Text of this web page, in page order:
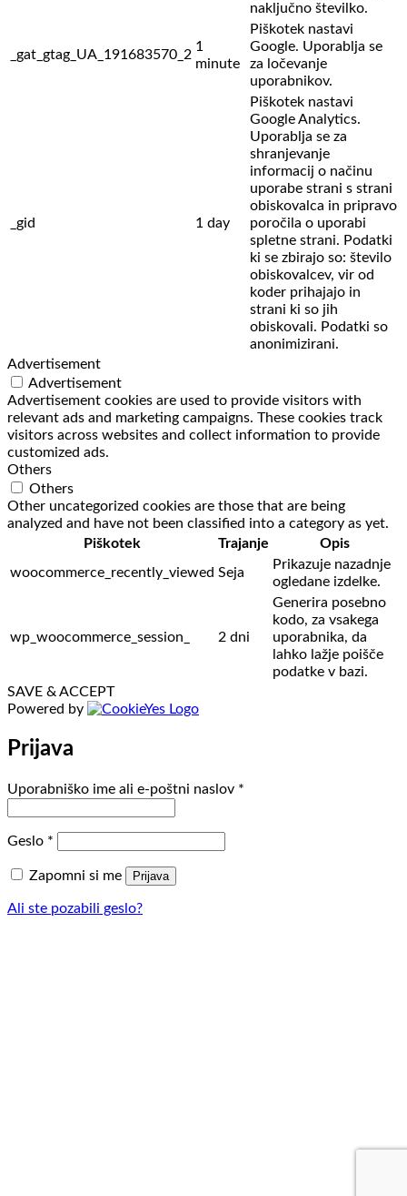
naključno številko.
_gat_gtag_UA_191683570_2
1
minute
Piškotek nastavi
Google. Uporablja se
za ločevanje
uporabnikov.
_gid 1 day
Piškotek nastavi
Google Analytics.
Uporablja se za
shranjevanje
informacij o načinu
uporabe strani s strani
obiskovalca in pripravo
poročila o uporabi
spletne strani. Podatki
ki se zbirajo so: število
obiskovalcev, vir od
koder prihajajo in
strani ki so jih
obiskovali. Podatki so
anonimizirani.
Advertisement
Advertisement
Advertisement cookies are used to provide visitors with
relevant ads and marketing campaigns. These cookies track
visitors across websites and collect information to provide
customized ads.
Others
Others
Other uncategorized cookies are those that are being
analyzed and have not been classified into a category as yet.
Piškotek
Trajanje
Opis
woocommerce_recently_viewed Seja
Prikazuje nazadnje
ogledane izdelke.
wp_woocommerce_session_ 2 dni
Generira posebno
kodo, za vsakega
uporabnika, da
lahko lažje poišče
podatke v bazi.
SAVE & ACCEPT
Powered by
Prijava
Uporabniško ime ali e-poštni naslov *
Geslo *
Zapomni si me Prijava
Ali ste pozabili geslo?